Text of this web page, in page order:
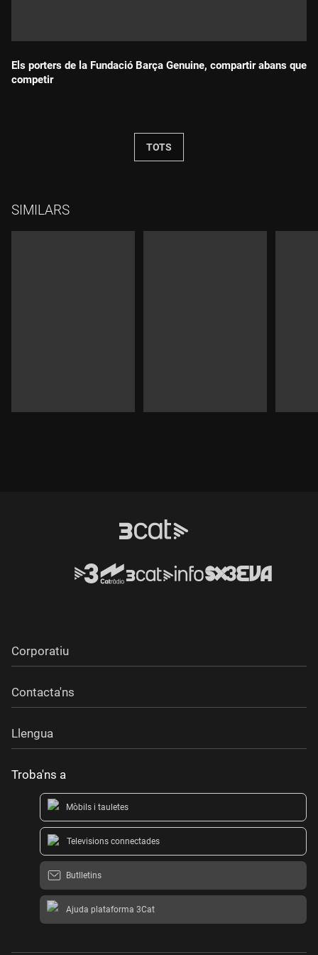
Els porters de la Fundació Barça Genuine, compartir abans que
competir
TOTS
SIMILARS
Corporatiu
Contacta'ns
Llengua
Troba'ns a
Mòbils i tauletes
Televisions connectades
Butlletins
Ajuda plataforma 3Cat